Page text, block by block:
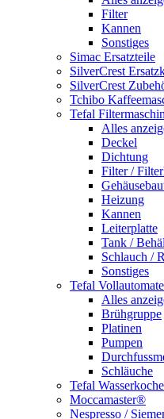
Filter
Kannen
Sonstiges
Simac Ersatzteile
SilverCrest
SilverCrest
Tchibo
Tefal
Alles
Deckel
Dichtung
Filter /
Heizung
Kannen
Leiterplatte
Tank /
Schlauch /
Sonstiges
Tefal
Alles
Brühgruppe
Platinen
Pumpen
Schläuche
Tefal
Moccamaster®
Nespresso /